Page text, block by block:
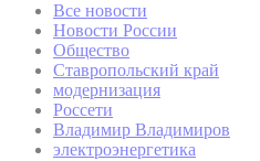
Все новости
Новости России
Общество
Ставропольский край
модернизация
Россети
Владимир Владимиров
электроэнергетика